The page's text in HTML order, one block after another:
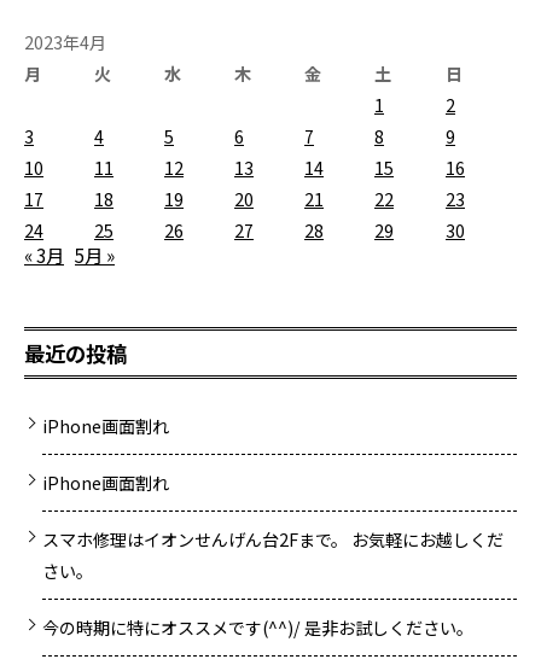
2023年4月
月
火 水 木 金 土
日
1
2
3
4 5 6 7 8
9
10
11 12 13 14 15
16
17
18 19 20 21 22
23
24
25 26 27 28 29 30
« 3月 5月 »
最近の投稿
iPhone画面割れ
iPhone画面割れ
スマホ修理はイオンせんげん台2Fまで。 お気軽にお越しくだ
さい。
今の時期に特にオススメです(^^)/ 是非お試しください。